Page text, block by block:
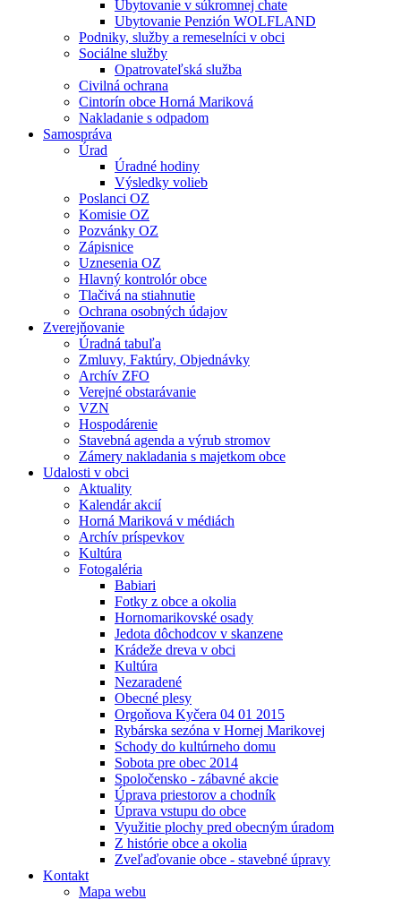
Ubytovanie v súkromnej chate
Ubytovanie Penzión WOLFLAND
Podniky, služby a remeselníci v obci
Sociálne služby
Opatrovateľská služba
Civilná ochrana
Cintorín obce Horná Mariková
Nakladanie s odpadom
Samospráva
Úrad
Úradné hodiny
Výsledky volieb
Poslanci OZ
Komisie OZ
Pozvánky OZ
Zápisnice
Uznesenia OZ
Hlavný kontrolór obce
Tlačivá na stiahnutie
Ochrana osobných údajov
Zverejňovanie
Úradná tabuľa
Zmluvy, Faktúry, Objednávky
Archív ZFO
Verejné obstarávanie
VZN
Hospodárenie
Stavebná agenda a výrub stromov
Zámery nakladania s majetkom obce
Udalosti v obci
Aktuality
Kalendár akcií
Horná Mariková v médiách
Archív príspevkov
Kultúra
Fotogaléria
Babiari
Fotky z obce a okolia
Hornomarikovské osady
Jedota dôchodcov v skanzene
Krádeže dreva v obci
Kultúra
Nezaradené
Obecné plesy
Orgoňova Kyčera 04 01 2015
Rybárska sezóna v Hornej Marikovej
Schody do kultúrneho domu
Sobota pre obec 2014
Spoločensko - zábavné akcie
Úprava priestorov a chodník
Úprava vstupu do obce
Využitie plochy pred obecným úradom
Z histórie obce a okolia
Zveľaďovanie obce - stavebné úpravy
Kontakt
Mapa webu